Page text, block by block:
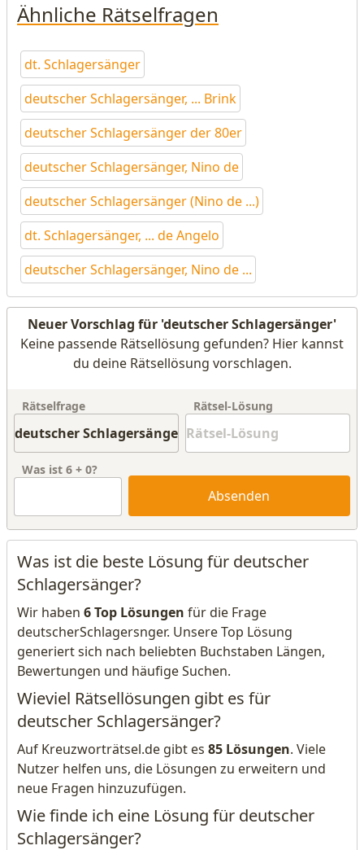
Ähnliche Rätselfragen
dt. Schlagersänger
deutscher Schlagersänger, ... Brink
deutscher Schlagersänger der 80er
deutscher Schlagersänger, Nino de
deutscher Schlagersänger (Nino de ...)
dt. Schlagersänger, ... de Angelo
deutscher Schlagersänger, Nino de ...
Neuer Vorschlag für 'deutscher Schlagersänger'
Keine passende Rätsellösung gefunden? Hier kannst
du deine Rätsellösung vorschlagen.
Rätselfrage Rätsel-Lösung
Was ist 6 + 0?
Absenden
Was ist die beste Lösung für deutscher
Schlagersänger?
Wir haben 6 Top Lösungen für die Frage
deutscherSchlagersnger. Unsere Top Lösung
generiert sich nach beliebten Buchstaben Längen,
Bewertungen und häufige Suchen.
Wieviel Rätsellösungen gibt es für
deutscher Schlagersänger?
Auf Kreuzworträtsel.de gibt es 85 Lösungen. Viele
Nutzer helfen uns, die Lösungen zu erweitern und
neue Fragen hinzuzufügen.
Wie finde ich eine Lösung für deutscher
Schlagersänger?